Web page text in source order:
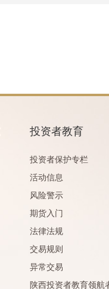
投资者教育
投资者保护专栏
活动信息
风险警示
期货入门
法律法规
交易规则
异常交易
陕西投资者教育领航